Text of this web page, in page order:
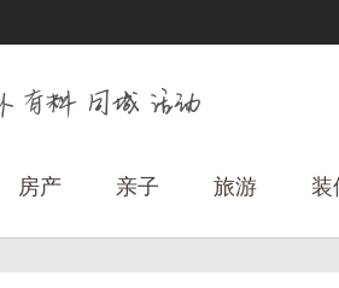
房产 亲子 旅游 装